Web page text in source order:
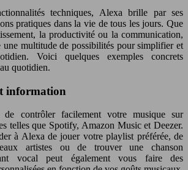
techniques, Alexa brille par ses
pratiques dans la vie de tous les jours. Que
la productivité ou la communication,
une multitude de possibilités pour simplifier et
Voici quelques exemples concrets
quotidien.
information
contrôler facilement votre musique sur
telles que Spotify, Amazon Music et Deezer.
à Alexa de jouer votre playlist préférée, de
artistes ou de trouver une chanson
vocal peut également vous faire des